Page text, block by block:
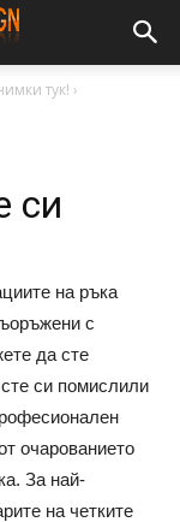
тук! ›
си
на ръка
с
да сте
си помислили
очарованието
За най-
на четките